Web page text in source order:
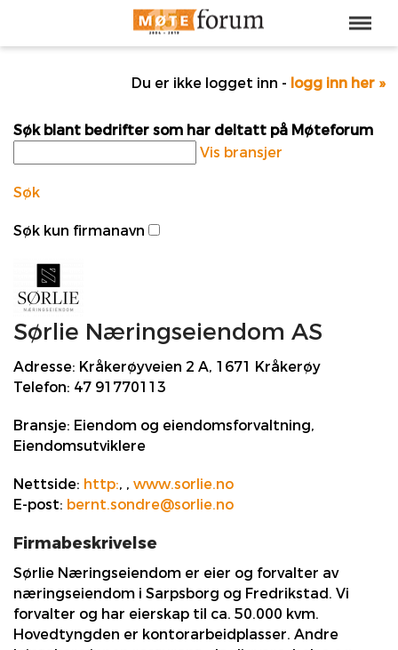
Du er ikke logget inn - logg inn her »
Søk blant bedrifter som har deltatt på Møteforum
Vis bransjer
Søk
Søk kun firmanavn
Sørlie Næringseiendom AS
Adresse: Kråkerøyveien 2 A, 1671 Kråkerøy
Telefon: 47 91770113
Bransje: Eiendom og eiendomsforvaltning,
Eiendomsutviklere
Nettside: http:, , www.sorlie.no
E-post: bernt.sondre@sorlie.no
Firmabeskrivelse
Sørlie Næringseiendom er eier og forvalter av
næringseiendom i Sarpsborg og Fredrikstad. Vi
forvalter og har eierskap til ca. 50.000 kvm.
Hovedtyngden er kontorarbeidplasser. Andre